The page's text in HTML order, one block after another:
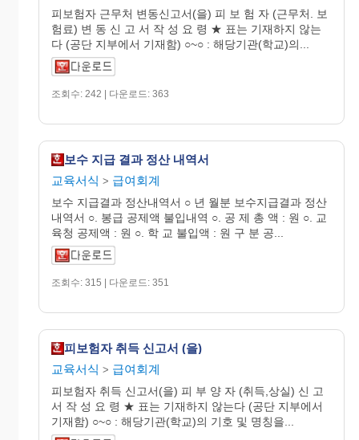
피보험자 근무처 변동신고서(을) 피 보 험 자 (근무처. 보
험료) 변 동 신 고 서 작 성 요 령 ★ 표는 기재하지 않는
다 (공단 지부에서 기재함) ○~○ : 해당기관(학교)의...
조회수: 242 | 다운로드: 363
보수 지급 결과 정산 내역서
교육서식 > 급여회계
보수 지급결과 정산내역서 ○ 년 월분 보수지급결과 정산
내역서 ○. 봉급 공제액 불입내역 ○. 공 제 총 액 : 원 ○. 교
육청 공제액 : 원 ○. 학 교 불입액 : 원 구 분 공...
조회수: 315 | 다운로드: 351
피보험자 취득 신고서 (을)
교육서식 > 급여회계
피보험자 취득 신고서(을) 피 부 양 자 (취득,상실) 신 고
서 작 성 요 령 ★ 표는 기재하지 않는다 (공단 지부에서
기재함) ○~○ : 해당기관(학교)의 기호 및 명칭을...